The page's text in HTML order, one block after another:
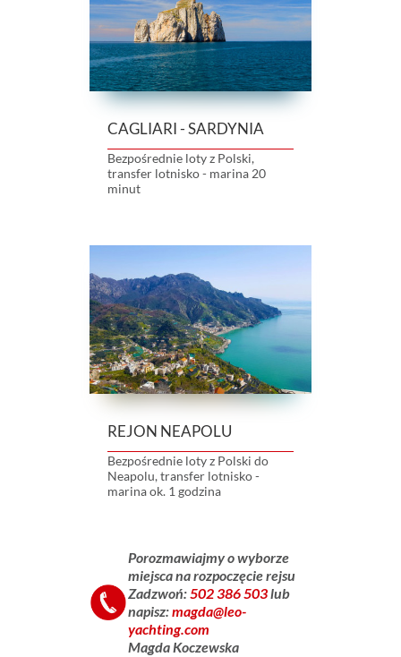
CAGLIARI - SARDYNIA
Bezpośrednie loty z Polski,
transfer lotnisko - marina 20
minut
REJON NEAPOLU
Bezpośrednie loty z Polski do
Neapolu, transfer lotnisko -
marina ok. 1 godzina
Porozmawiajmyo wyborze
miejsca na rozpoczęcie rejsu
Zadzwoń:502 386 503lub
napisz:magda@leo-
yachting.com
Magda Koczewska